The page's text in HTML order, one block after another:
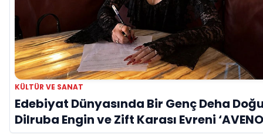
KÜLTÜR VE SANAT
Edebiyat Dünyasında Bir Genç Deha
Dilruba Engin ve Zift Karası Evreni